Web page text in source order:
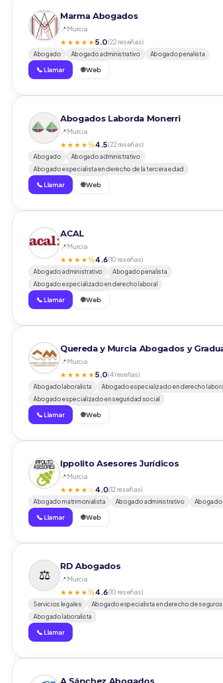
Marma Abogados
📍 Murcia
★★★★★5.0(22 reseñas)
Abogado Abogado administrativo Abogado penalista
📞 Llamar 🌐 Web
Abogados Laborda Monerri
📍 Murcia
★★★★½4.5(22 reseñas)
Abogado
Abogado administrativo
Abogado especialista en derecho de la tercera edad
📞 Llamar 🌐 Web
ACAL
📍 Murcia
★★★★½4.6(10 reseñas)
Abogado administrativo
Abogado penalista
Abogado especializado en derecho laboral
📞 Llamar 🌐 Web
Quereda y Murcia Abogados y
📍 Murcia
★★★★★5.0(4 reseñas)
Abogado laboralista
Abogado especializado en derecho
Abogado especializado en seguridad social
📞 Llamar 🌐 Web
Ippolito Asesores Jurídicos
📍 Murcia
★★★★☆4.0(12 reseñas)
Abogado matrimonialista Abogado administrativo Abogado
📞 Llamar 🌐 Web
RD Abogados
📍 Murcia
★★★★½4.6(10 reseñas)
Servicios legales
Abogado especialista en derecho de seguros
Abogado laboralista
📞 Llamar
A Sánchez Abogados